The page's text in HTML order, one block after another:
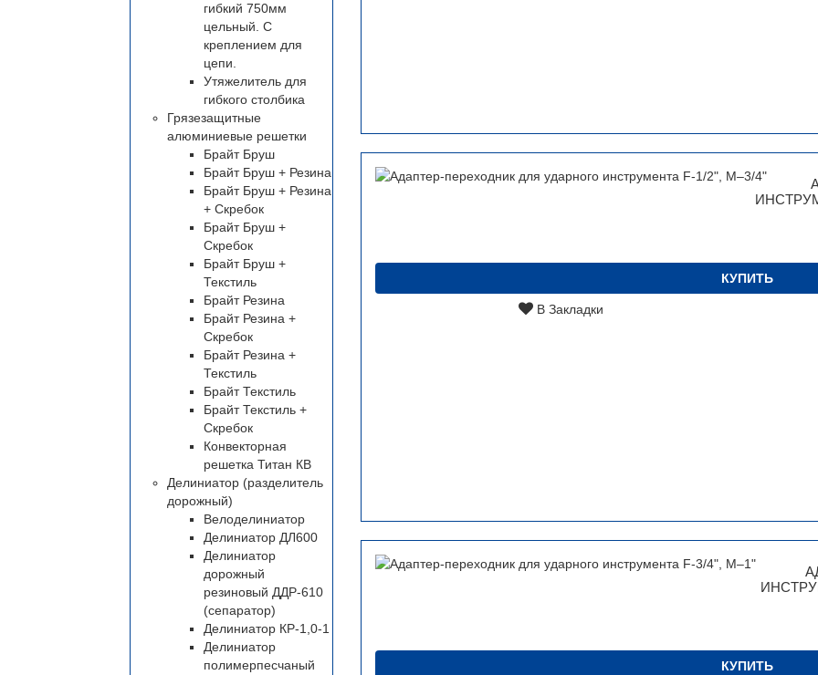
гибкий 750мм
цельный. С
креплением для
цепи.
Утяжелитель для
гибкого столбика
Грязезащитные
алюминиевые решетки
Брайт Бруш
Брайт Бруш + Резина
Брайт Бруш + Резина
+ Скребок
Брайт Бруш +
Скребок
Брайт Бруш +
Текстиль
Брайт Резина
Брайт Резина +
Скребок
Брайт Резина +
Текстиль
Брайт Текстиль
Брайт Текстиль +
Скребок
Конвекторная
решетка Титан КВ
Делиниатор (разделитель
дорожный)
Велоделиниатор
Делиниатор ДЛ600
Делиниатор
дорожный
резиновый ДДР-610
(сепаратор)
Делиниатор КР-1,0-1
Делиниатор
полимерпесчаный
КУПИТЬ
В Закладки
КУПИТЬ